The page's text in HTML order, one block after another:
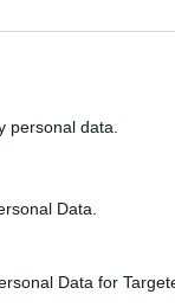
personal data.
Data.
Data for
SHIFT
ως ευκαιρία
για ηλεκτρικά